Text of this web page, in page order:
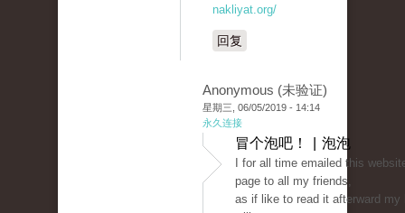
nakliyat.org/
回复
Anonymous (未验证)
星期三, 06/05/2019 - 14:14
永久连接
冒个泡吧！ | 泡泡
I for all time emailed this
page to all my friends,
as if like to read it afterward my